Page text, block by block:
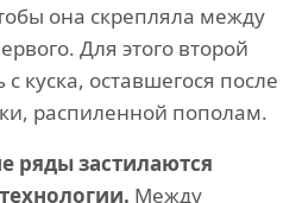
она скрепляла между
Для этого второй
куска, оставшегося после
распиленной пополам.
ряды застилаются
Между